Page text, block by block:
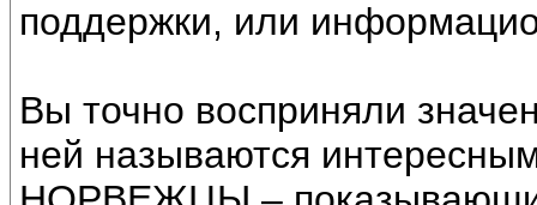
поддержки, или
Вы точно восприняли
ней называются